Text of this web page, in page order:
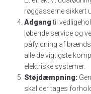
røggasserne sikkert
Adgangtil
løbende service og
påfyldning af
alle de vigtigste
elektriske systemer.
Støjdæmpning:
skal der tages